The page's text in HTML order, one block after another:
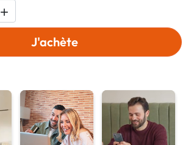

J'achète